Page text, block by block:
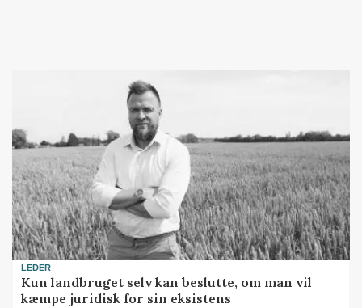
LEDER
Kun landbruget selv kan beslutte, om man vil
kæmpe juridisk for sin eksistens